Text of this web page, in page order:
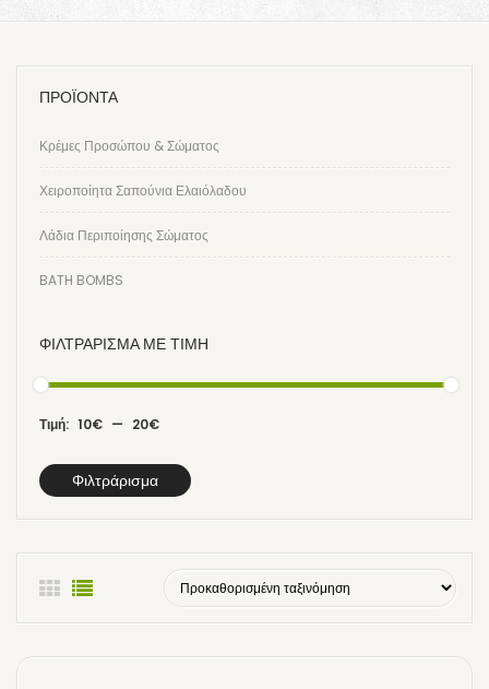
ΠΡΟΪΟΝΤΑ
Κρέμες Προσώπου & Σώματος
Χειροποίητα Σαπούνια Ελαιόλαδου
Λάδια Περιποίησης Σώματος
BATH BOMBS
ΦΙΛΤΡΆΡΙΣΜΑ ΜΕ ΤΙΜΉ
Φιλτράρισμα
Τιμή: 10€ — 20€